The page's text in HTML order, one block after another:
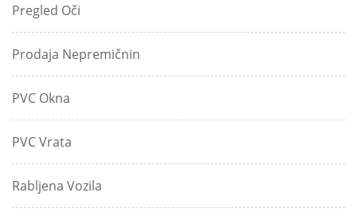
Pregled Oči
Prodaja Nepremičnin
PVC Okna
PVC Vrata
Rabljena Vozila